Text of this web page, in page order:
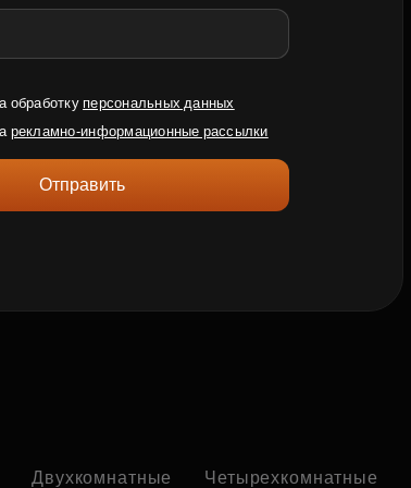
обработку персональных данных
рекламно-информационные рассылки
Отправить
Двухкомнатные Четырехкомнатные